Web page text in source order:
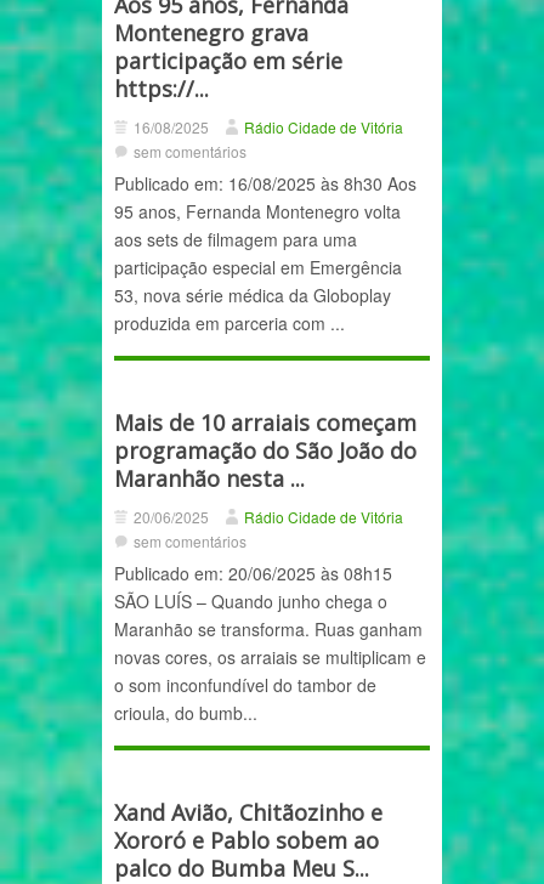
Montenegro grava
participação em série
https://...
16/08/2025
Rádio Cidade de Vitória
sem comentários
Publicado em: 16/08/2025 às 8h30 Aos
95 anos, Fernanda Montenegro volta
aos sets de filmagem para uma
participação especial em Emergência
53, nova série médica da Globoplay
produzida em parceria com ...
Mais de 10 arraiais começam
programação do São João do
Maranhão nesta ...
20/06/2025
Rádio Cidade de Vitória
sem comentários
Publicado em: 20/06/2025 às 08h15
SÃO LUÍS – Quando junho chega o
Maranhão se transforma. Ruas ganham
novas cores, os arraiais se multiplicam e
o som inconfundível do tambor de
crioula, do bumb...
Xand Avião, Chitãozinho e
Xororó e Pablo sobem ao
palco do Bumba Meu S...